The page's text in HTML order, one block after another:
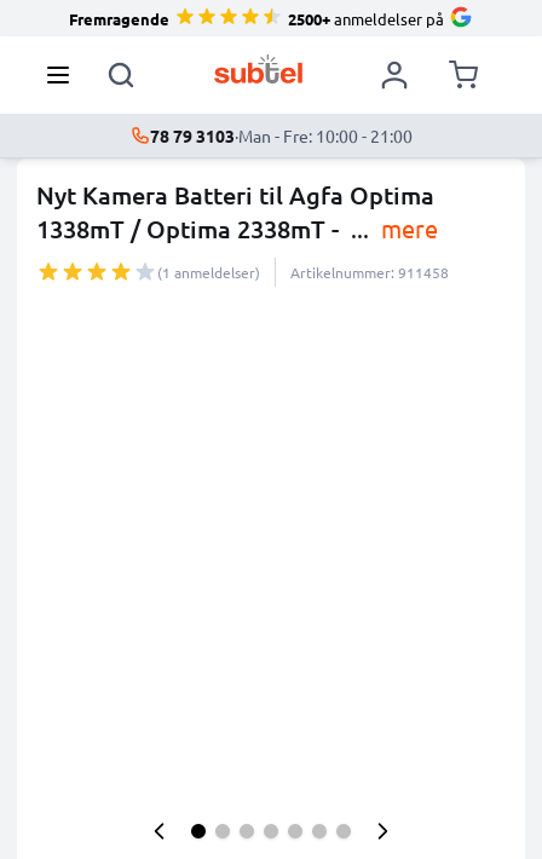
Fremragende 2500+anmeldelser på
78 79 3103·Man - Fre: 10:00 - 21:00
Nyt Kamera Batteri til Agfa Optima
1338mT / Optima 2338mT - ... mere
(1 anmeldelser) Artikelnummer: 911458